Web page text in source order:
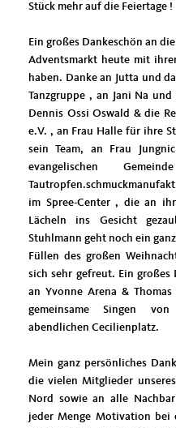
Stück mehr auf die Feiertage !
Ein großes Dankeschön an
Adventsmarkt heute mit
haben. Danke an Jutta und
Tanzgruppe , an Jani Na und
Dennis Ossi Oswald & die
e.V. , an Frau Halle für ihre
sein Team, an Frau
evangelischen
im Spree-Center , die an
Lächeln ins Gesicht
Stuhlmann geht noch ein
Füllen des großen
sich sehr gefreut. Ein
an Yvonne Arena &
gemeinsame Singen
abendlichen Cecilienplatz.
Mein ganz persönliches
die vielen Mitglieder
Nord sowie an alle
jeder Menge Motivation bei